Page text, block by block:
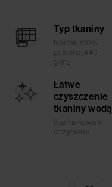
Typ tkaniny
tkanina, 100%
poliester, 440
g/m2
Łatwe
czyszczenie
tkaniny wodą
tkanina łatwa w
utrzymaniu